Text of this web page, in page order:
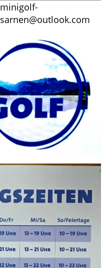
minigolf-
sarnen@outlook.com